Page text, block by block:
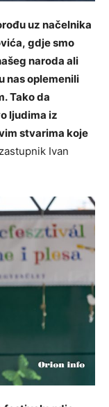
uz načelnika
gdje smo
naroda ali
nas oplemenili
Tako da
ljudima iz
stvarima koje
Ivan